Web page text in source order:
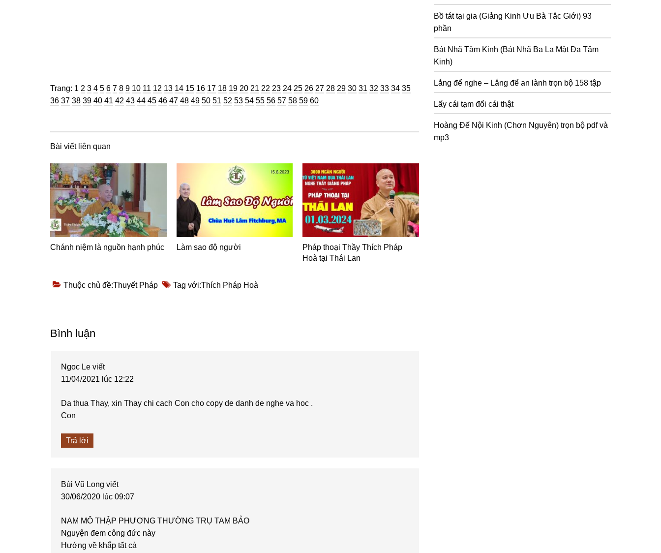
Trang: Trang
1 Trang
2 Trang
3 Trang
4 Trang
5 Trang
6 Trang
7 Trang
8 Trang
9 Trang
10 Trang
11 Trang
12 Trang
13 Trang
14 Trang
15 Trang
16 Trang
17 Trang
18 Trang
19 Trang
20 Trang
21 Trang
22 Trang
23 Trang
24 Trang
25 Trang
26 Trang
27 Trang
28 Trang
29 Trang
30 Trang
31 Trang
32 Trang
33 Trang
34 Trang
35Trang
36 Trang
37 Trang
38 Trang
39 Trang
40 Trang
41 Trang
42 Trang
43 Trang
44 Trang
45 Trang
46 Trang
47 Trang
48 Trang
49 Trang
50 Trang
51 Trang
52 Trang
53 Trang
54 Trang
55 Trang
56 Trang
57 Trang
58 Trang
59 Trang
60
Bài viết liên quan
Chánh niệm là nguồn hạnh phúc Làm sao độ người
Pháp thoại Thầy Thích Pháp
Hoà tại Thái Lan
Thuộc chủ đề:Thuyết Pháp Tag với:Thích Pháp Hoà
Reader
Bình luận
Ngoc Le viết
11/04/2021 lúc 12:22
Da thua Thay, xin Thay chi cach Con cho copy de danh de nghe va hoc .
Con
Trả lời
Bùi Vũ Long viết
30/06/2020 lúc 09:07
NAM MÔ THẬP PHƯƠNG THƯỜNG TRỤ TAM BẢO
Nguyện đem công đức này
Hướng về khắp tất cả
Bồ tát tại gia (Giảng Kinh Ưu Bà Tắc Giới) 93
phần
Bát Nhã Tâm Kinh (Bát Nhã Ba La Mật Đa Tâm
Kinh)
Lắng để nghe – Lắng để an lành trọn bộ 158 tập
Lấy cái tạm đổi cái thật
Hoàng Đế Nội Kinh (Chơn Nguyên) trọn bộ pdf và
mp3